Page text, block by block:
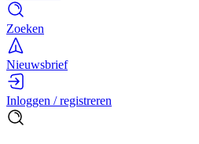
Zoeken
Nieuwsbrief
Inloggen / registreren